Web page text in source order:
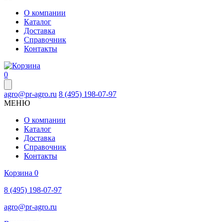
О компании
Каталог
Доставка
Справочник
Контакты
0
agro@pr-agro.ru 8 (495) 198-07-97
МЕНЮ
О компании
Каталог
Доставка
Справочник
Контакты
Корзина 0
8 (495) 198-07-97
agro@pr-agro.ru